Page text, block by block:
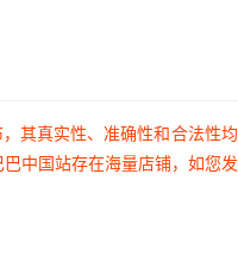
其真实性、准确性和合法性
中国站存在海量店铺，如您